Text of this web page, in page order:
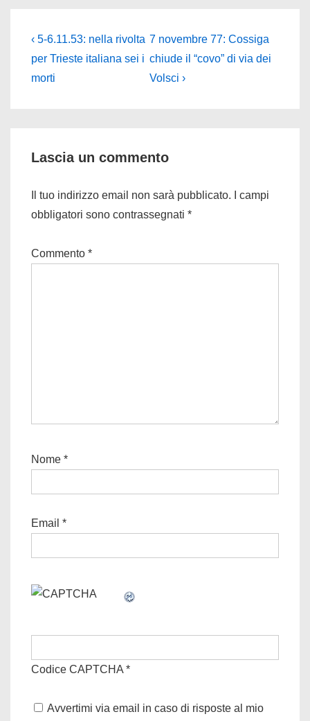
Navigazione
articoli
L'articolo
precedente
è
‹ 5-6.11.53: nella rivolta
per Trieste italiana sei i
morti
Il
prossimo
articolo
7 novembre 77: Cossiga
chiude il “covo” di via dei
Volsci ›
Lascia un commento
Il tuo indirizzo email non sarà pubblicato.
I campi
obbligatori sono contrassegnati *
Commento *
Nome *
Email *
Codice CAPTCHA *
Avvertimi via email in caso di risposte al mio